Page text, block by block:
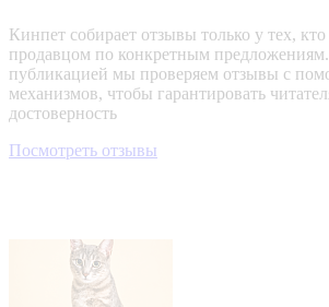
Кинпет собирает отзывы только у тех,
продавцом по конкретным
публикацией мы проверяем отзывы с
механизмов, чтобы гарантировать
достоверность
Посмотреть отзывы